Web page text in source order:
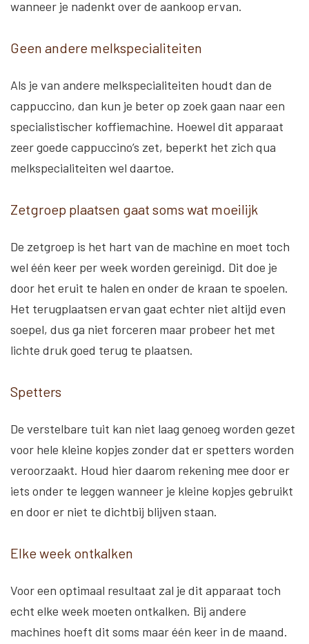
wanneer je nadenkt over de aankoop ervan.
Geen andere melkspecialiteiten
Als je van andere melkspecialiteiten houdt dan de
cappuccino, dan kun je beter op zoek gaan naar een
specialistischer koffiemachine. Hoewel dit apparaat
zeer goede cappuccino’s zet, beperkt het zich qua
melkspecialiteiten wel daartoe.
Zetgroep plaatsen gaat soms wat moeilijk
De zetgroep is het hart van de machine en moet toch
wel één keer per week worden gereinigd. Dit doe je
door het eruit te halen en onder de kraan te spoelen.
Het terugplaatsen ervan gaat echter niet altijd even
soepel, dus ga niet forceren maar probeer het met
lichte druk goed terug te plaatsen.
Spetters
De verstelbare tuit kan niet laag genoeg worden gezet
voor hele kleine kopjes zonder dat er spetters worden
veroorzaakt. Houd hier daarom rekening mee door er
iets onder te leggen wanneer je kleine kopjes gebruikt
en door er niet te dichtbij blijven staan.
Elke week ontkalken
Voor een optimaal resultaat zal je dit apparaat toch
echt elke week moeten ontkalken. Bij andere
machines hoeft dit soms maar één keer in de maand.